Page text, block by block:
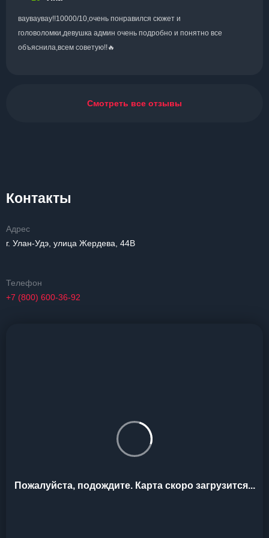
вауваувау!!10000/10,очень понравился сюжет и
головоломки,девушка админ очень подробно и понятно все
объяснила,всем советую!!🔥
Смотреть все отзывы
Контакты
Адрес
г. Улан-Удэ, улица Жердева, 44В
Телефон
+7 (800) 600-36-92
Пожалуйста, подождите. Карта скоро загрузится...